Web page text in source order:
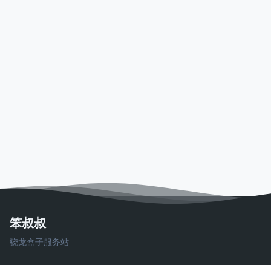
笨叔叔
骁龙盒子服务站